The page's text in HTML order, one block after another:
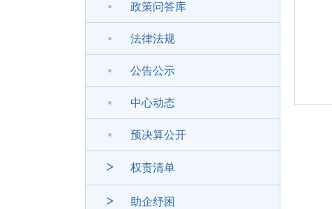
政策问答库
法律法规
公告公示
中心动态
预决算公开
> 权责清单
> 助企纾困